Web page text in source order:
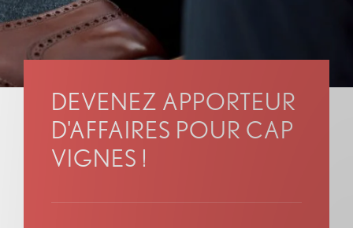
DEVENEZ APPORTEUR
D'AFFAIRES POUR CAP
VIGNES !